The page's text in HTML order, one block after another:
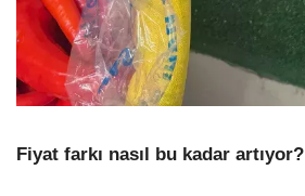
Fiyat farkı nasıl bu kadar artıyor?